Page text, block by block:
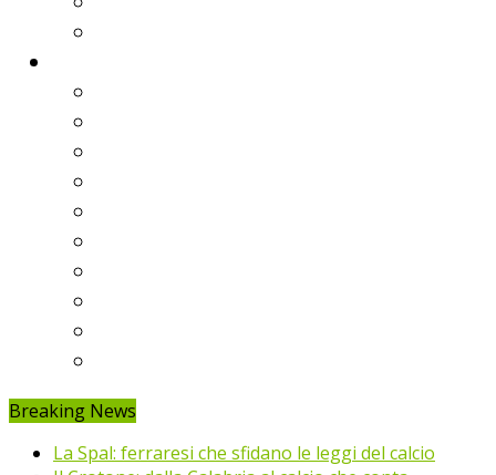
Breaking News
La Spal: ferraresi che sfidano le leggi del calcio